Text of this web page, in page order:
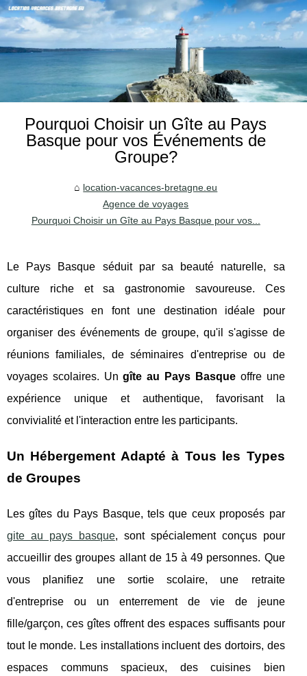
Pourquoi Choisir un Gîte au Pays
Basque pour vos Événements de
Groupe?
location-vacances-bretagne.eu
Agence de voyages
Pourquoi Choisir un Gîte au Pays Basque pour vos...
Le Pays Basque séduit par sa beauté naturelle, sa
culture riche et sa gastronomie savoureuse. Ces
caractéristiques en font une destination idéale pour
organiser des événements de groupe, qu'il s'agisse de
réunions familiales, de séminaires d'entreprise ou de
voyages scolaires. Ungîte au Pays Basqueoffre une
expérience unique et authentique, favorisant la
convivialité et l'interaction entre les participants.
Un Hébergement Adapté à Tous les Types
de Groupes
Les gîtes du Pays Basque, tels que ceux proposés par
gite au pays basque, sont spécialement conçus pour
accueillir des groupes allant de 15 à 49 personnes. Que
vous planifiez une sortie scolaire, une retraite
d'entreprise ou un enterrement de vie de jeune
fille/garçon, ces gîtes offrent des espaces suffisants pour
tout le monde. Les installations incluent des dortoirs, des
espaces communs spacieux, des cuisines bien